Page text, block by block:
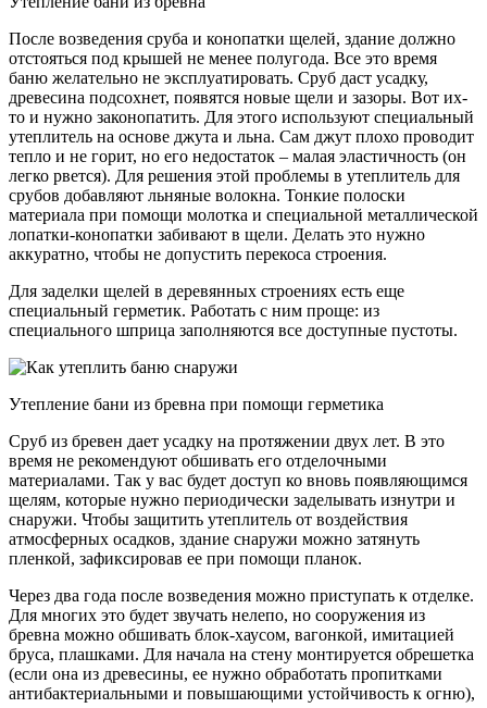
После возведения сруба и конопатки щелей, здание должно
отстояться под крышей не менее полугода. Все это время
баню желательно не эксплуатировать. Сруб даст усадку,
древесина подсохнет, появятся новые щели и зазоры. Вот их-
то и нужно законопатить. Для этого используют специальный
утеплитель на основе джута и льна. Сам джут плохо проводит
тепло и не горит, но его недостаток – малая эластичность (он
легко рвется). Для решения этой проблемы в утеплитель для
срубов добавляют льняные волокна. Тонкие полоски
материала при помощи молотка и специальной металлической
лопатки-конопатки забивают в щели. Делать это нужно
аккуратно, чтобы не допустить перекоса строения.
Для заделки щелей в деревянных строениях есть еще
специальный герметик. Работать с ним проще: из
специального шприца заполняются все доступные пустоты.
Утепление бани из бревна при помощи герметика
Сруб из бревен дает усадку на протяжении двух лет. В это
время не рекомендуют обшивать его отделочными
материалами. Так у вас будет доступ ко вновь появляющимся
щелям, которые нужно периодически заделывать изнутри и
снаружи. Чтобы защитить утеплитель от воздействия
атмосферных осадков, здание снаружи можно затянуть
пленкой, зафиксировав ее при помощи планок.
Через два года после возведения можно приступать к отделке.
Для многих это будет звучать нелепо, но сооружения из
бревна можно обшивать блок-хаусом, вагонкой, имитацией
бруса, плашками. Для начала на стену монтируется обрешетка
(если она из древесины, ее нужно обработать пропитками
антибактериальными и повышающими устойчивость к огню),